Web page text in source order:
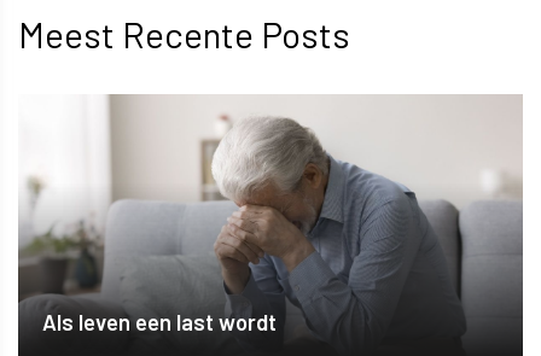
Meest Recente Posts
Als leven een last wordt